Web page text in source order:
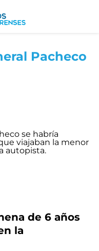
Pacheco
de 6 años
la